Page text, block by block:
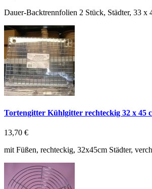
Dauer-Backtrennfolien 2 Stück, Städter, 33 x
Tortengitter Kühlgitter rechteckig 32 x 45
13,70 €
mit Füßen, rechteckig, 32x45cm Städter,